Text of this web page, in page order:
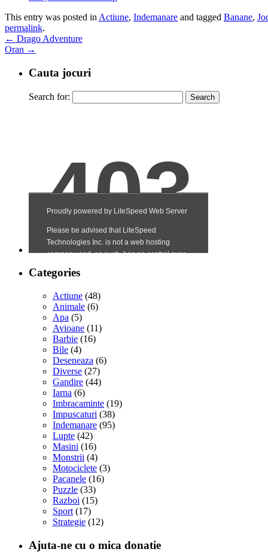
This entry was posted in Actiune, Indemanare and tagged Banane,
permalink.
← Drago Adventure
Oran →
Cauta jocuri
Search for:
Categories
Actiune (48)
Animale (6)
Apa (5)
Avioane (11)
Barbie (16)
Bile (4)
Deseneaza (6)
Diverse (27)
Gandire (44)
Iarna (6)
Imbracaminte (19)
Impuscaturi (38)
Indemanare (95)
Lupte (42)
Masini (16)
Monstrii (4)
Motociclete (3)
Pacanele (16)
Puzzle (33)
Razboi (15)
Sport (17)
Strategie (12)
Ajuta-ne cu o mica donatie